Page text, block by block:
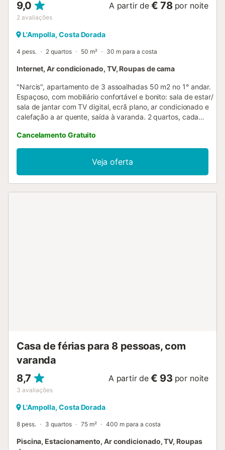
9,0
2 avaliações
A partir de € 78 por noite
L'Ampolla, Costa Dorada
4 pess. 2 quartos 50 m² 30 m para a costa
Internet, Ar condicionado, TV, Roupas de cama
"Narcis", apartamento de 3 assoalhadas 50 m2 no 1° andar.
Espaçoso, com mobiliário confortável e bonito: sala de estar/
sala de jantar com TV digital, ecrã plano, ar condicionado e
calefação a ar quente, saída à varanda. 2 quartos, cada
comprimento). Cozinha (forno, 4 placas de vitrocerâmica,
torradeira, chaleira, microondas, máquina de café eléctrica).
Duche/WC. Móveis de terraço. Ao povoado. O alojamento
dispõe de: máquina de lavar a roupa, ferro de passar roupa,
secador de cabelo. Internet (Sem fio/ Wireless LAN [WLAN],
Cancelamento Gratuito
Veja oferta
Casa de férias para 8 pessoas, com
varanda
8,7
3 avaliações
A partir de € 93 por noite
L'Ampolla, Costa Dorada
8 pess. 3 quartos 75 m² 400 m para a costa
Piscina, Estacionamento, Ar condicionado, TV, Roupas